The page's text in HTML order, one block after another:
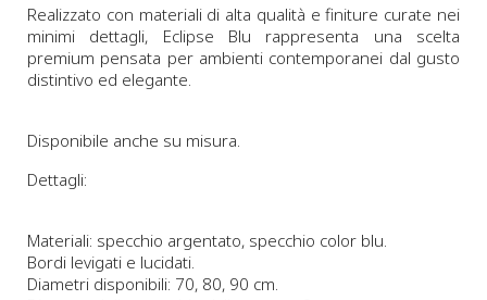
Realizzato con materiali di alta qualità e finiture curate nei
minimi dettagli, Eclipse Blu rappresenta una scelta
premium pensata per ambienti contemporanei dal gusto
distintivo ed elegante.
Disponibile anche su misura.
Dettagli:
Materiali: specchio argentato, specchio color blu.
Bordi levigati e lucidati.
Diametri disponibili: 70, 80, 90 cm.